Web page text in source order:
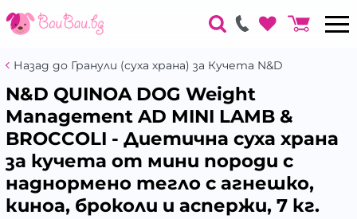
Назад до Гранули (суха храна) за Кучета N&D
N&D QUINOA DOG Weight
Management AD MINI LAMB &
BROCCOLI - Диетична суха храна
за кучета от мини породи с
наднормено тегло с агнешко,
киноа, броколи и аспержи, 7 кг.